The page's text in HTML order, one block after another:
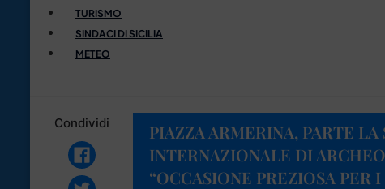
TURISMO
SINDACI DI SICILIA
METEO
Condividi
PIAZZA ARMERINA, PARTE
INTERNAZIONALE DI
“OCCASIONE PREZIOSA PER